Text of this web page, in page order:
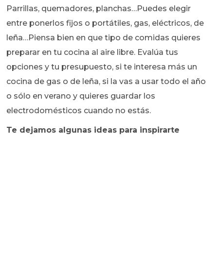
Parrillas, quemadores, planchas…Puedes elegir
entre ponerlos fijos o portátiles, gas, eléctricos, de
leña…Piensa bien en que tipo de comidas quieres
preparar en tu cocina al aire libre. Evalúa tus
opciones y tu presupuesto, si te interesa más un
cocina de gas o de leña, si la vas a usar todo el año
o sólo en verano y quieres guardar los
electrodomésticos cuando no estás.
Te dejamos algunas ideas para inspirarte